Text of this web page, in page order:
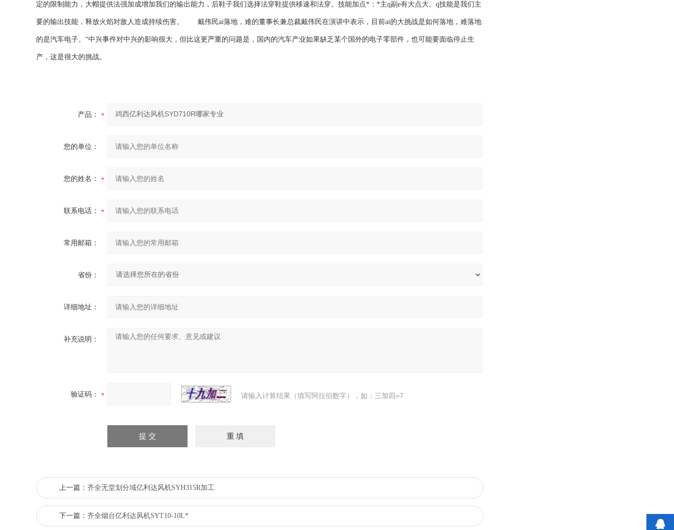
定的限制能力，大帽提供法强加成增加我们的输出能力，后鞋子我们选择法穿鞋提供移速和法穿。技能加点*：*主q副e有大点大。q技能是我们主
要的输出技能，释放火焰对敌人造成持续伤害。 戴伟民ai落地，难的董事长兼总裁戴伟民在演讲中表示，目前ai的大挑战是如何落地，难落地
的是汽车电子。“中兴事件对中兴的影响很大，但比这更严重的问题是，国内的汽车产业如果缺乏某个国外的电子零部件，也可能要面临停止生
产，这是很大的挑战。
产品：
您的单位：
您的姓名：
联系电话：
常用邮箱：
省份：
详细地址：
补充说明：
验证码： 请输入计算结果（填写阿拉伯数字），如：三加四=7
上一篇： 齐全无堂划分域亿利达风机SYH315R加工
下一篇： 齐全烟台亿利达风机SYT10-10L*